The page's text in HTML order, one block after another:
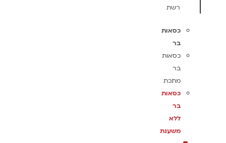
רשת
כסאות
בר
כסאות
בר
מתכת
כסאות
בר
ללא
משענת